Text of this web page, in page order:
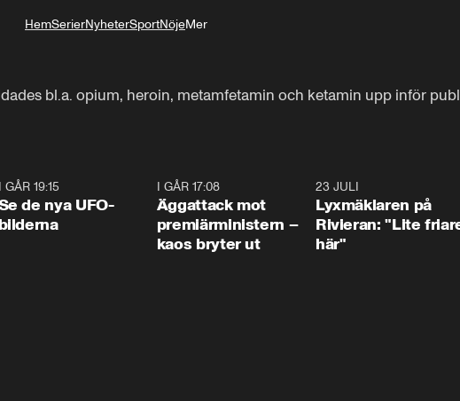
HemSerierNyheterSportNöjeMer
bl.a. opium, heroin, metamfetamin och ketamin upp inför
GÅR 19:15
de nya UFO-
bilderna
I GÅR 17:08
Äggattack mot
premiärministern –
kaos bryter ut
23 JULI
Lyxmäklaren på
Rivieran: "Lite
här"